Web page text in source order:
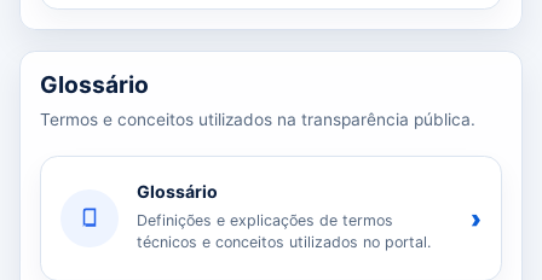
Glossário
Termos e conceitos utilizados na transparência pública.
Glossário
Definições e explicações de termos
técnicos e conceitos utilizados no portal.
›